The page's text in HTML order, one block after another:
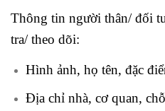
Thông tin người thân/ đối
tra/ theo dõi:
Hình ảnh, họ tên, đặc
Địa chỉ nhà, cơ quan,